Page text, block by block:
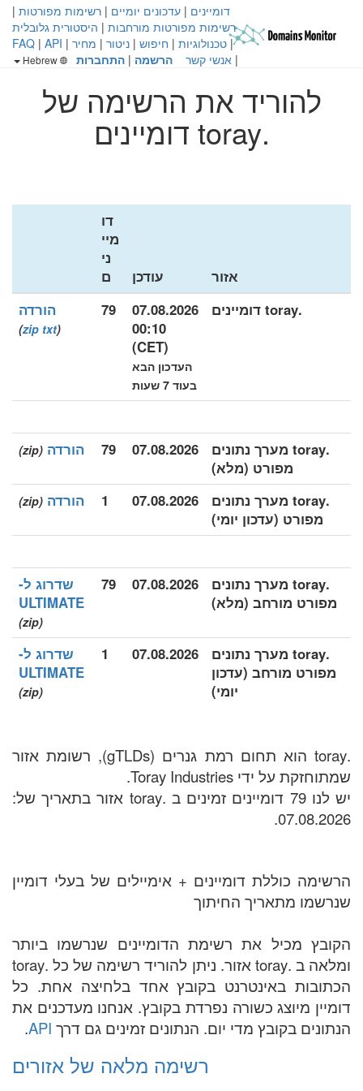
דומיינים | עדכונים יומיים | רשימות מפורטות |
רשימות מפורטות מורחבות | היסטורית גלובלית
| טכנולוגיות | חיפוש | ניטור | מחיר |
FAQ | API
| אנשי קשר הרשמה | התחברות
להוריד את הרשימה של
.toray דומיינים
אזור עודכן
דו
מיי
ני
ם
.toray דומיינים
07.08.2026
00:10
(CET)
העדכון הבא
בעוד 7 שעות
79 הורדה
(
zip txt
)
.toray מערך נתונים
מפורט (מלא)
07.08.2026
79 הורדה (zip)
.toray מערך נתונים
מפורט (עדכון יומי)
07.08.2026
1 הורדה (zip)
.toray מערך נתונים
מפורט מורחב (מלא)
07.08.2026
79
שדרוג ל-
ULTIMATE
(zip)
.toray מערך נתונים
מפורט מורחב (עדכון
יומי)
07.08.2026
1
שדרוג ל-
ULTIMATE
(zip)
.toray הוא תחום רמת גנרים (gTLDs), רשומת אזור
שמתוחזקת על ידי Toray Industries.
יש לנו 79 דומיינים זמינים ב .toray אזור בתאריך של:
07.08.2026.
הרשימה כוללת דומיינים + אימיילים של בעלי דומיין
שנרשמו מתאריך החיתוך
הקובץ מכיל את רשימת הדומיינים שנרשמו ביותר
ומלאה ב .toray אזור. ניתן להוריד רשימה של כל .toray
הכתובות באינטרנט בקובץ אחד בלחיצה אחת. כל
דומיין מיוצג כשורה נפרדת בקובץ. אנחנו מעדכנים את
הנתונים בקובץ מדי יום. הנתונים זמינים גם דרך API
.
רשימה מלאה של אזורים